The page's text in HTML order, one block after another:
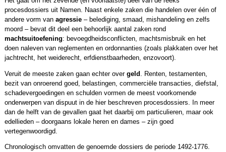
procesdossiers uit Namen. Naast enkele zaken die handelen over één of
andere vorm van agressie– belediging, smaad, mishandeling en zelfs
moord – bevat dit deel een behoorlijk aantal zaken rond
machtsuitoefening: bevoegdheidsconflicten, machtsmisbruik en het
doen naleven van reglementen en ordonnanties (zoals plakkaten over het
jachtrecht, het weiderecht, erfdienstbaarheden, enzovoort).
Veruit de meeste zaken gaan echter over geld . Renten, testamenten,
bezit van onroerend goed, belastingen, commerciële transacties, diefstal,
schadevergoedingen en schulden vormen de meest voorkomende
onderwerpen van dispuut in de hier beschreven procesdossiers. In meer
dan de helft van de gevallen gaat het daarbij om particulieren, maar ook
edellieden – doorgaans lokale heren en dames – zijn goed
vertegenwoordigd.
Chronologisch omvatten de genoemde dossiers de periode 1492-1776.